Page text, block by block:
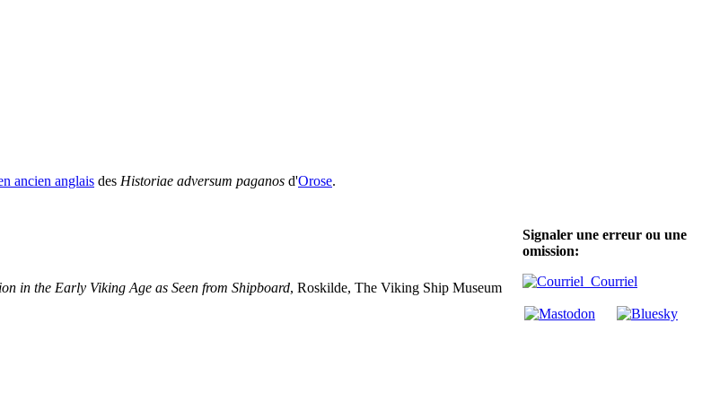
ancien anglais des Historiae adversum paganos d'Orose.
in the Early Viking Age as Seen from Shipboard, Roskilde, The Viking Ship Museum
Signaler une erreur ou une
omission:
Courriel